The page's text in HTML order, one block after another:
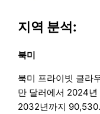
지역 분석:
북미
북미 프라이빗 클라
만 달러에서 2024
2032년까지